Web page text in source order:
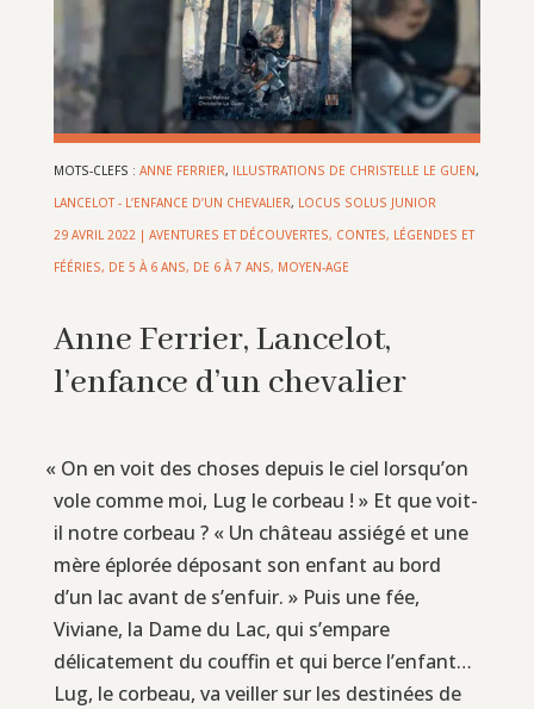
MOTS-CLEFS : ANNE FERRIER, ILLUSTRATIONS DE CHRISTELLE LE GUEN,
LANCELOT - L’ENFANCE D’UN CHEVALIER, LOCUS SOLUS JUNIOR
29 AVRIL 2022 | AVENTURES ET DÉCOUVERTES, CONTES, LÉGENDES ET
FÉÉRIES, DE 5 À 6 ANS, DE 6 À 7 ANS, MOYEN-AGE
Anne Ferrier, Lancelot,
l’enfance d’un chevalier
« On en voit des choses depuis le ciel lorsqu’on
vole comme moi, Lug le corbeau ! » Et que voit-
il notre corbeau ? « Un château assiégé et une
mère éplorée déposant son enfant au bord
d’un lac avant de s’enfuir. » Puis une fée,
Viviane, la Dame du Lac, qui s’empare
délicatement du couffin et qui berce l’enfant…
Lug, le corbeau, va veiller sur les destinées de